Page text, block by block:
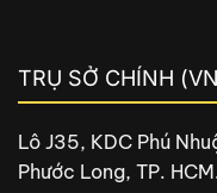
Phước Long, TP. HCM.
Hotline:
0961 166 388